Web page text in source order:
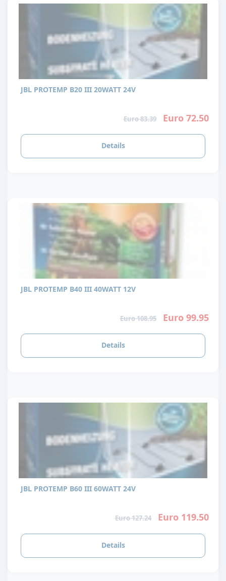
JBL PROTEMP B20 III 20WATT 24V
Euro 83.39 Euro 72.50
Details
JBL PROTEMP B40 III 40WATT 12V
Euro 108.95 Euro 99.95
Details
JBL PROTEMP B60 III 60WATT 24V
Euro 127.24 Euro 119.50
Details